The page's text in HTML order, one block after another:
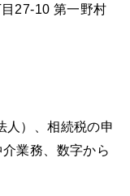
27-10 第一野村
人）、相続税の申
業務、数字から